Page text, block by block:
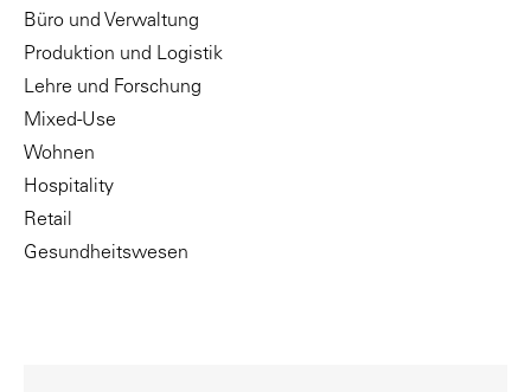
Büro und Verwaltung
Produktion und Logistik
Lehre und Forschung
Mixed-Use
Wohnen
Hospitality
Retail
Gesundheitswesen